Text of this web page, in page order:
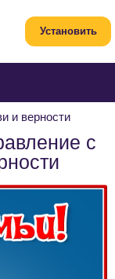
и верности
с
Установить